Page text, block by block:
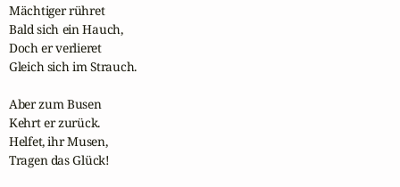
Mächtiger rühret
Bald sich ein Hauch,
Doch er verlieret
Gleich sich im Strauch.
Aber zum Busen
Kehrt er zurück.
Helfet, ihr Musen,
Tragen das Glück!